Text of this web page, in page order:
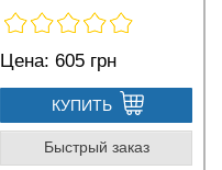
Цена: 605 грн
КУПИТЬ
Быстрый заказ